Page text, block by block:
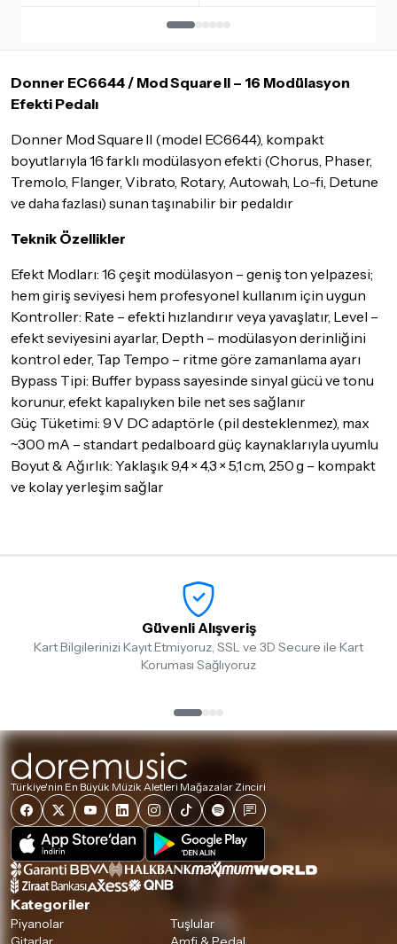
eksiksiz olması gerekmektedir. Satın almış olduğunuz ürünü
göndermeden önce mutlaka
İade ve değişim koşulları, ürün kategorilerine göre farklılık
gösterebilir. Lütfen satın almadan önce ilgili ürünün
iade/değişim şartlarını kontrol ettiğinizden emin olun.
Donner EC6644 / Mod Square II – 16 Modülasyon
Efekti Pedalı
Donner Mod Square II (model EC6644), kompakt
boyutlarıyla 16 farklı modülasyon efekti (Chorus, Phaser,
Tremolo, Flanger, Vibrato, Rotary, Autowah, Lo-fi, Detune
ve daha fazlası) sunan taşınabilir bir pedaldır
Teknik Özellikler
Efekt Modları: 16 çeşit modülasyon – geniş ton yelpazesi;
hem giriş seviyesi hem profesyonel kullanım için uygun
Kontroller: Rate – efekti hızlandırır veya yavaşlatır, Level –
efekt seviyesini ayarlar, Depth – modülasyon derinliğini
kontrol eder, Tap Tempo – ritme göre zamanlama ayarı
Bypass Tipi: Buffer bypass sayesinde sinyal gücü ve tonu
korunur, efekt kapalıyken bile net ses sağlanır
Güç Tüketimi: 9 V DC adaptörle (pil desteklenmez), max
~300 mA – standart pedalboard güç kaynaklarıyla uyumlu
Boyut & Ağırlık: Yaklaşık 9,4 × 4,3 × 5,1 cm, 250 g – kompakt
ve kolay yerleşim sağlar
Güvenli Alışveriş
Kart Bilgilerinizi Kayıt Etmiyoruz, SSL ve 3D Secure ile Kart
Koruması Sağlıyoruz
Türkiye'nin En Büyük Müzik Aletleri Mağazalar Zinciri
Kategoriler
Piyanolar
Tuşlular